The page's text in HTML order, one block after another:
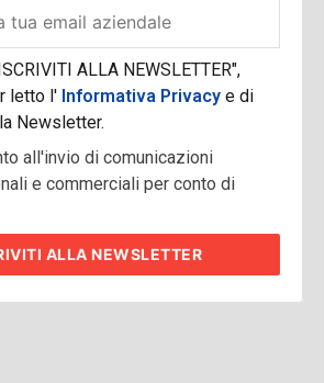
ALLA NEWSLETTER",
letto l'Informativa Privacy e di
Newsletter.
all'invio di comunicazioni
e commerciali per conto di
ALLA NEWSLETTER